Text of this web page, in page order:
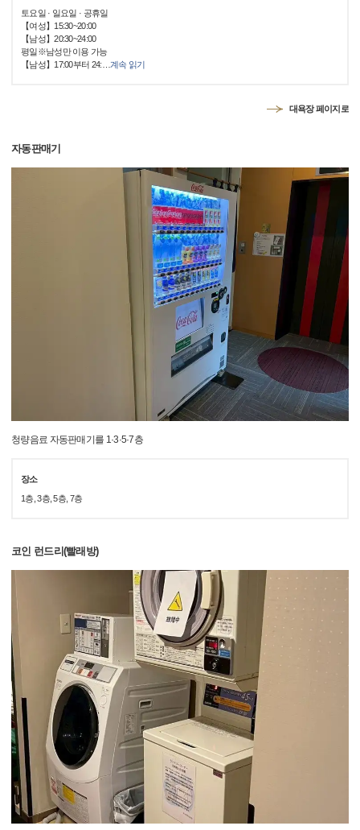
토요일 · 일요일 · 공휴일
【여성】15:30~20:00
【남성】20:30~24:00
평일※남성만 이용 가능
【남성】17:00부터 24:
계속 읽기
대욕장 페이지로
자동판매기
청량음료 자동판매기를 1·3·5·7층
장소
1층, 3층, 5층, 7층
코인 런드리(빨래방)